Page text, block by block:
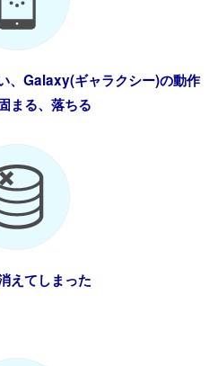
、Galaxy(ギャラクシー)の動作
まる、落ちる
えてしまった